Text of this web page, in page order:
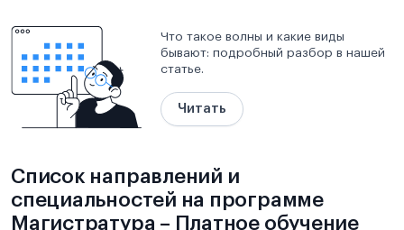
Что такое волны и какие виды
бывают: подробный разбор в нашей
статье.
Читать
Список направлений и
специальностей на программе
Магистратура – Платное обучение